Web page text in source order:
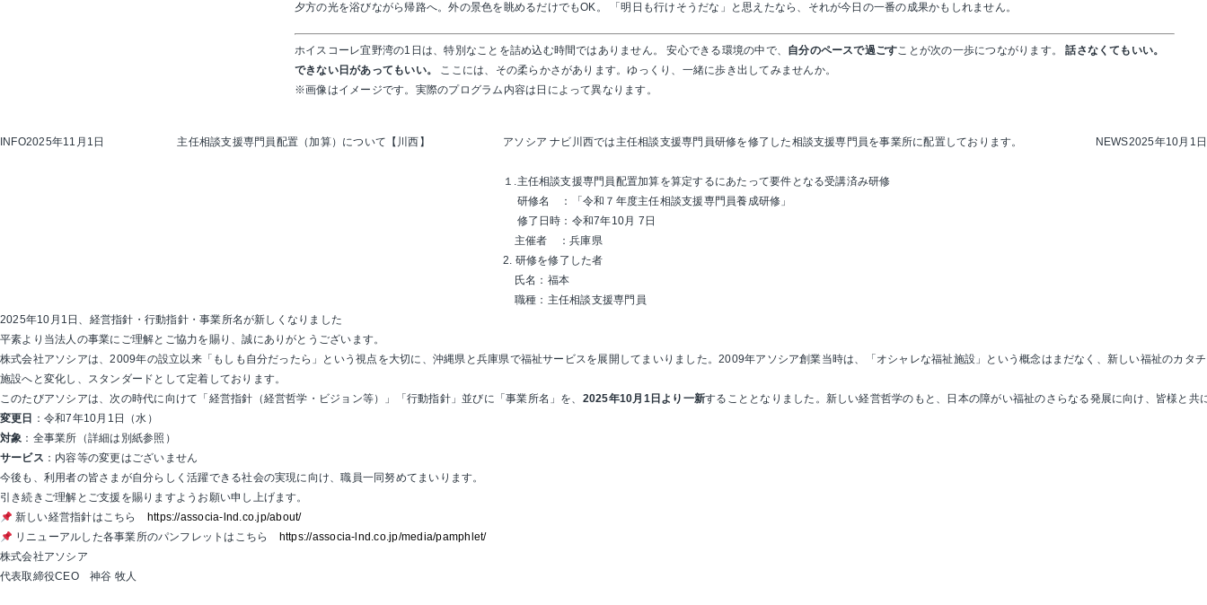
夕方の光を浴びながら帰路へ。外の景色を眺めるだけでもOK。 「明日も行けそうだな」と思えたなら、それが今日の一番の成果かもしれません。
ホイスコーレ宜野湾の1日は、特別なことを詰め込む時間ではありません。 安心できる環境の中で、 自分のペースで過ごすことが次の一歩につながります。話さなくてもいい。
できない日があってもいい。
ここには、その柔らかさがあります。ゆっくり、一緒に歩き出してみませんか。
※画像はイメージです。実際のプログラム内容は日によって異なります。
INFO2025年11月1日 主任相談支援専門員配置（加算）について【川西】 アソシア ナビ川西では 主任相談支援専門員研修を修了した相談支援専門員を事業所に配置しております。
１.主任相談支援専門員配置加算を算定するにあたって要件となる受講済み研修
研修名 ：「令和７年度主任相談支援専門員養成研修」
修了日時：令和7年10月 7日
主催者 ：兵庫県
2. 研修を修了した者
氏名：福本
職種：主任相談支援専門員
NEWS2025年10月1日
2025年10月1日、経営指針・行動指針・事業所名が新しくなりました
平素より当法人の事業にご理解とご協力を賜り、誠にありがとうございます。
株式会社アソシアは、2009年の設立以来「もしも自分だったら」という視点を大切に、沖縄県と兵庫県で福祉サービスを展開してまいりました。2009年アソシア創業当時は、「オシャレな福祉施設」という概念はまだなく、新しい福祉のカ
施設へと変化し、スタンダードとして定着しております。
このたびアソシアは、次の時代に向けて「経営指針（経営哲学・ビジョン等）」「行動指針」並びに「事業所名」を、 2025年10月1日より一新することとなりました。新しい経営哲学のもと、日本の障がい福祉のさらなる発展に向け、皆様と共
変更日
：令和7年10月1日（水）
対象 ：全事業所（詳細は別紙参照）
サービス ：内容等の変更はございません
今後も、利用者の皆さまが自分らしく活躍できる社会の実現に向け、職員一同努めてまいります。
引き続きご理解とご支援を賜りますようお願い申し上げます。
新しい経営指針はこちら https://associa-lnd.co.jp/about/
リニューアルした各事業所のパンフレットはこちら https://associa-lnd.co.jp/media/pamphlet/
株式会社アソシア
代表取締役CEO 神谷 牧人